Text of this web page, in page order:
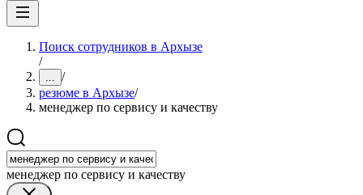
Поиск сотрудников в Архызе
/
... /
резюме в Архызе/
менеджер по сервису и качеству
менеджер по сервису и качеству